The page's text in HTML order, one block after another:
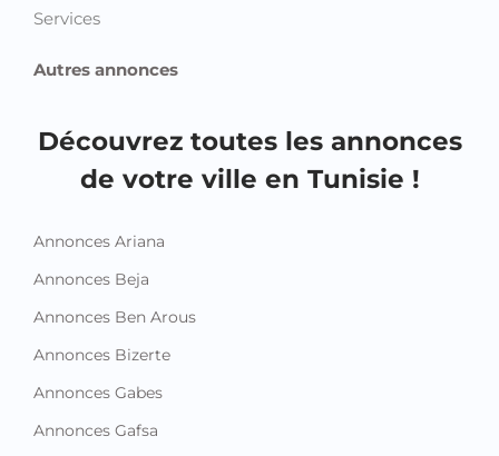
Services
Autres annonces
Découvrez toutes les annonces
de votre ville en Tunisie !
Annonces Ariana
Annonces Beja
Annonces Ben Arous
Annonces Bizerte
Annonces Gabes
Annonces Gafsa